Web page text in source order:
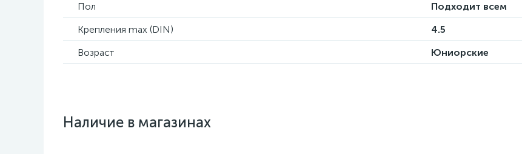
Пол
Подходит всем
Крепления max (DIN)
4.5
Возраст
Юниорские
Наличие в магазинах